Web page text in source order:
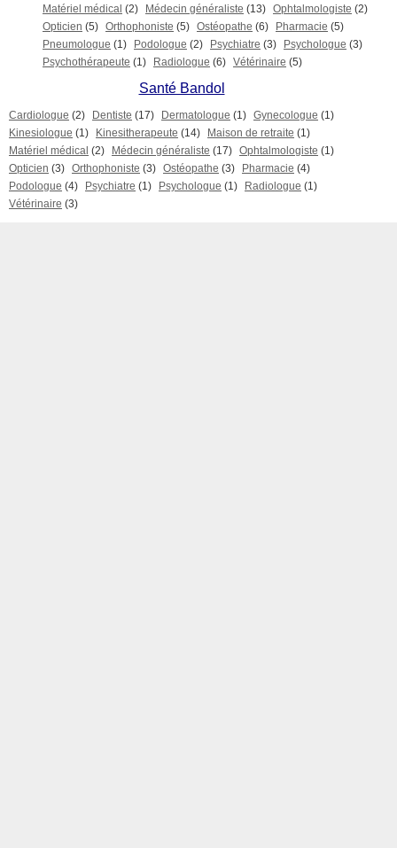
Matériel médical (2) Médecin généraliste (13) Ophtalmologiste (2)
Opticien (5) Orthophoniste (5) Ostéopathe (6) Pharmacie (5)
Pneumologue (1) Podologue (2) Psychiatre (3) Psychologue (3)
Psychothérapeute (1) Radiologue (6) Vétérinaire (5)
Santé Bandol
Cardiologue (2) Dentiste (17) Dermatologue (1) Gynecologue (1)
Kinesiologue (1) Kinesitherapeute (14) Maison de retraite (1)
Matériel médical (2) Médecin généraliste (17) Ophtalmologiste (1)
Opticien (3) Orthophoniste (3) Ostéopathe (3) Pharmacie (4)
Podologue (4) Psychiatre (1) Psychologue (1) Radiologue (1)
Vétérinaire (3)